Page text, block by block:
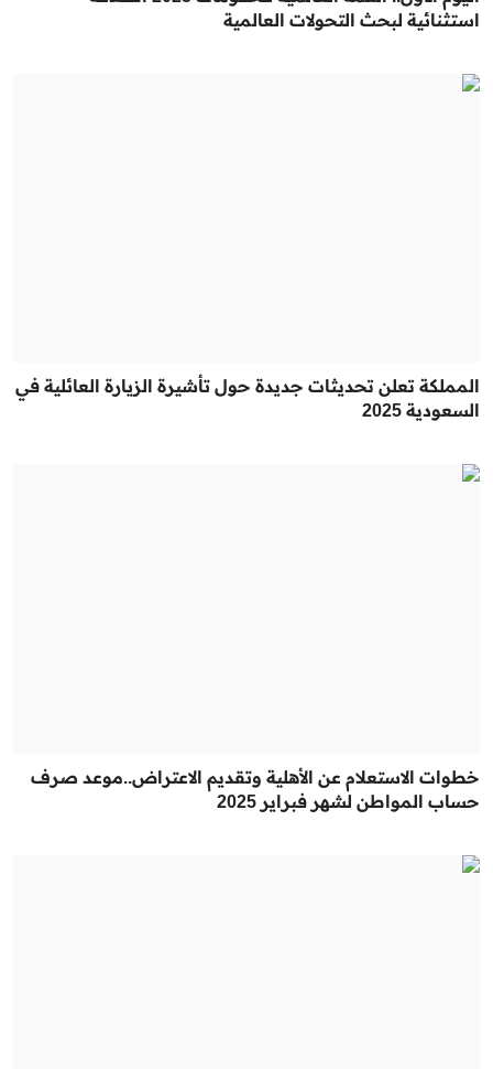
استثنائية لبحث التحولات العالمية
المملكة تعلن تحديثات جديدة حول تأشيرة الزيارة العائلية في
السعودية 2025
خطوات الاستعلام عن الأهلية وتقديم الاعتراض..موعد صرف
حساب المواطن لشهر فبراير 2025